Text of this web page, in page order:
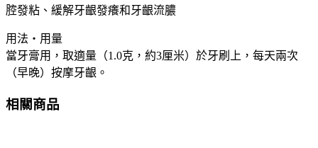
腔發粘、緩解牙齦發癢和牙齦流膿
用法・用量
當牙膏用，取適量（1.0克，約3厘米）於牙刷上，每天兩次
（早晚）按摩牙齦。
相關商品